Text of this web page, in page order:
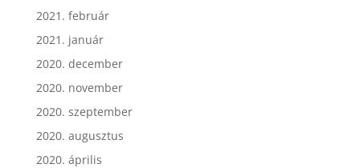
2021. február
2021. január
2020. december
2020. november
2020. szeptember
2020. augusztus
2020. április